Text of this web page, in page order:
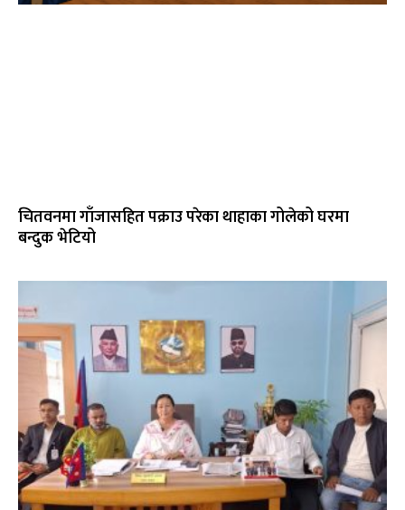
चितवनमा गाँजासहित पक्राउ परेका थाहाका गोलेको घरमा
बन्दुक भेटियो